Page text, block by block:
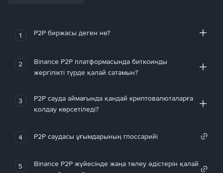
1 P2P биржасы деген не?
2
Binance P2P платформасында биткоинды
жергілікті түрде қалай сатамын?
3
P2P сауда аймағында қандай криптовалюталарға
қолдау көрсетіледі?
4 P2P саудасы ұғымдарының глоссарийі
5
Binance P2P жүйесінде жаңа төлеу әдістерін қалай